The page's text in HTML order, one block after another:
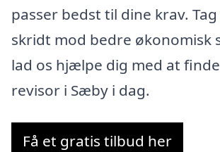
passer bedst til dine krav.
skridt mod bedre økonomisk
lad os hjælpe dig med at
revisor i Sæby i dag.
Få et gratis tilbud her